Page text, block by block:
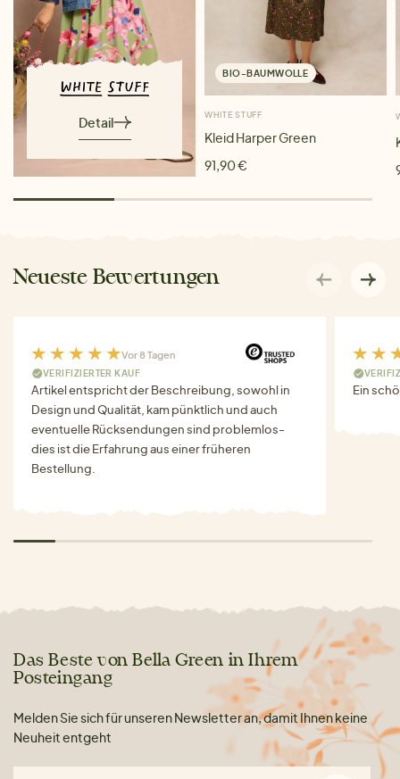
Detail
BIO-BAUMWOLLE
WHITE STUFF
Kleid Harper Green
91,90 €
Neueste Bewertungen
Vor 8 Tagen
VERIFIZIERTER KAUF
Artikel entspricht der Beschreibung, sowohl in
Design und Qualität, kam pünktlich und auch
eventuelle Rücksendungen sind problemlos-
dies ist die Erfahrung aus einer früheren
Bestellung.
Ein
Das Beste von Bella Green in Ihrem
Posteingang
Melden Sie sich für unseren Newsletter an, damit Ihnen keine
Neuheit entgeht